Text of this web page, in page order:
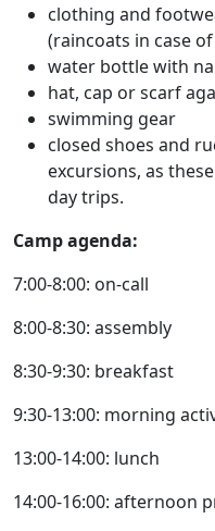
clothing and
(raincoats in case
water bottle with
hat, cap or scarf
swimming gear
closed shoes and
excursions, as
day trips.
Camp agenda:
7:00-8:00: on-call
8:00-8:30: assembly
8:30-9:30: breakfast
9:30-13:00: morning
13:00-14:00: lunch
14:00-16:00: afternoon